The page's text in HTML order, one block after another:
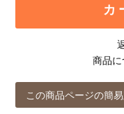
カ
商品
この商品ページの簡